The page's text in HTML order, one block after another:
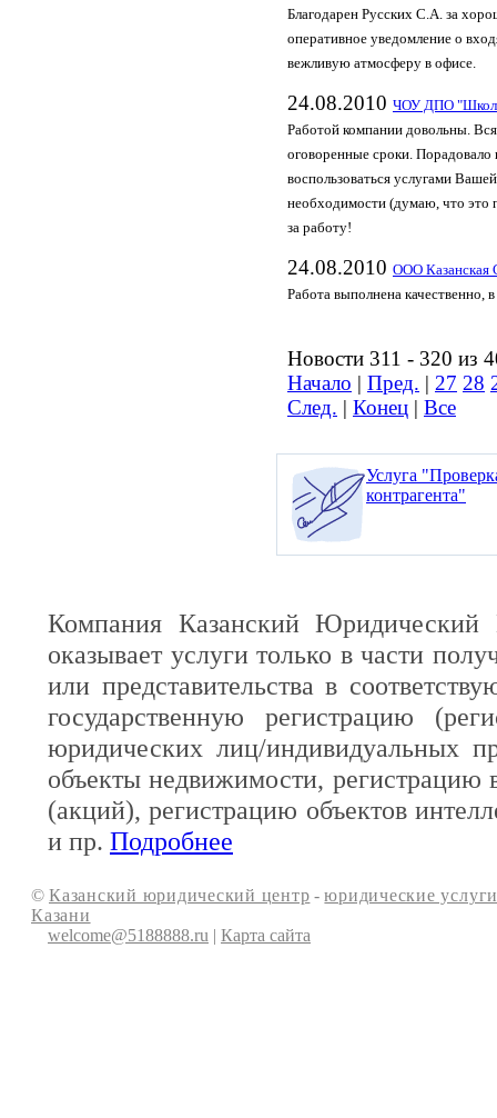
Благодарен Русских С.А. за
оперативное уведомление о
вежливую атмосферу в офисе.
24.08.2010 ЧОУ ДПО
Работой компании довольны.
оговоренные сроки.
воспользоваться услугами
необходимости (думаю, что это
за работу!
24.08.2010 ООО Казанская
Работа выполнена качественно,
Новости 311 - 320 из
Начало | Пред. | 27 28
След. | Конец | Все
Услуга
контрагента"
Компания Казанский Юридический
оказывает услуги только в части
или представительства в
государственную регистрацию
юридических лиц/индивидуальных
объекты недвижимости, регистрацию
(акций), регистрацию объектов
и пр. Подробнее
© Казанский юридический центр -юридические
Казани
welcome@5188888.ru | Карта сайта